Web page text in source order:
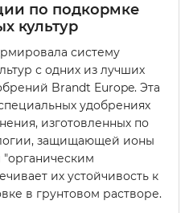
по подкормке
культур
систему
с одних из лучших
Brandt Europe. Эта
удобрениях
изготовленных по
защищающей ионы
их устойчивость к
в грунтовом растворе.